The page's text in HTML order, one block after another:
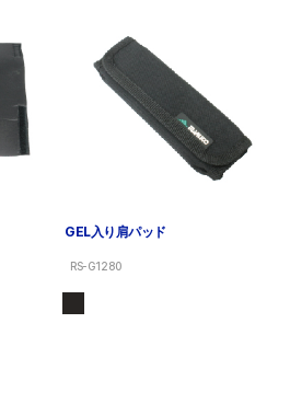
GEL入り肩パッド
RS-G1280